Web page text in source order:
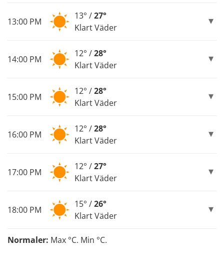
13:00 PM
13° /27°
Klart Väder
14:00 PM
12° /28°
Klart Väder
15:00 PM
12° /28°
Klart Väder
16:00 PM
12° /28°
Klart Väder
17:00 PM
12° /27°
Klart Väder
18:00 PM
15° /26°
Klart Väder
Normaler: Max °C. Min °C.